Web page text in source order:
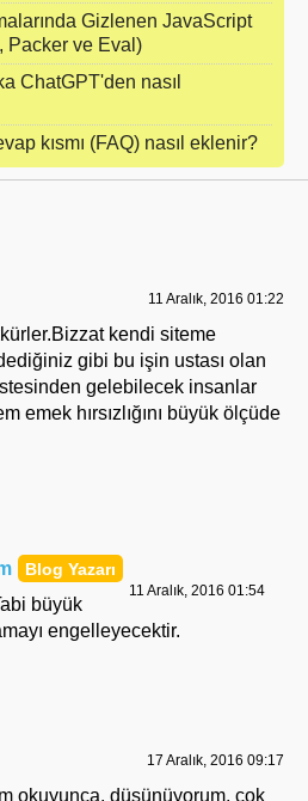
Gizlenen JavaScript
Packer ve Eval)
ChatGPT'den nasıl
kısmı (FAQ) nasıl eklenir?
11 Aralık, 2016 01:22
kendi siteme
gibi bu işin ustası olan
gelebilecek insanlar
emek hırsızlığını büyük ölçüde
11 Aralık, 2016 01:54
büyük
engelleyecektir.
17 Aralık, 2016 09:17
okuyunca, düşünüyorum, çok